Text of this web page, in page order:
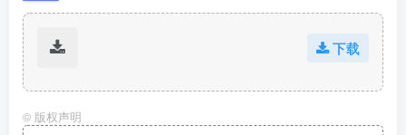
下载
© 版权声明